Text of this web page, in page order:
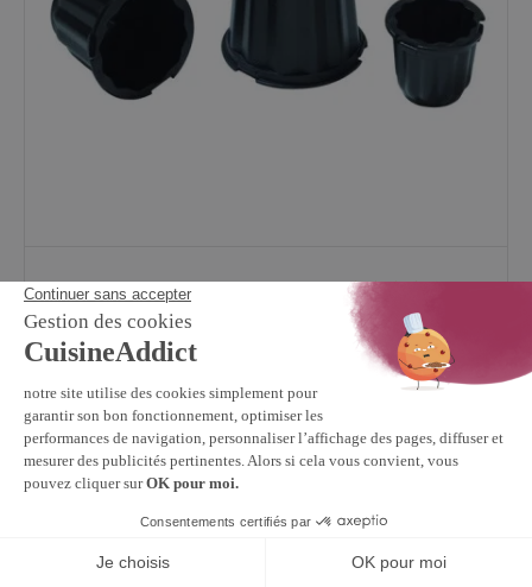
MATFER 4/5(1)
Moule à Cannelé 3,5 cm Exoglass (x6)
En stock